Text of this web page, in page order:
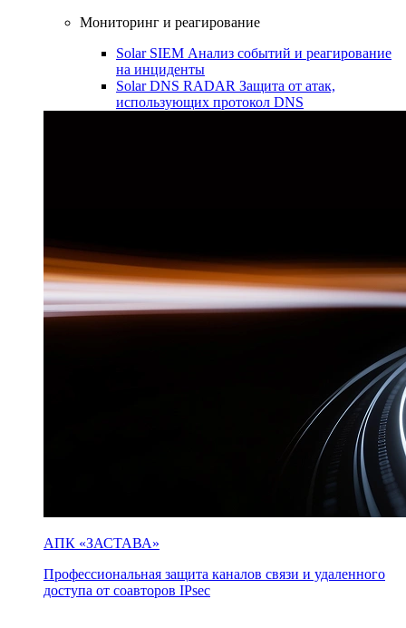
Мониторинг и реагирование
Solar SIEM Анализ событий и реагирование
на инциденты
Solar DNS RADAR Защита от атак,
использующих протокол DNS
АПК «ЗАСТАВА»
Профессиональная защита каналов связи и удаленного
доступа от соавторов IPsec